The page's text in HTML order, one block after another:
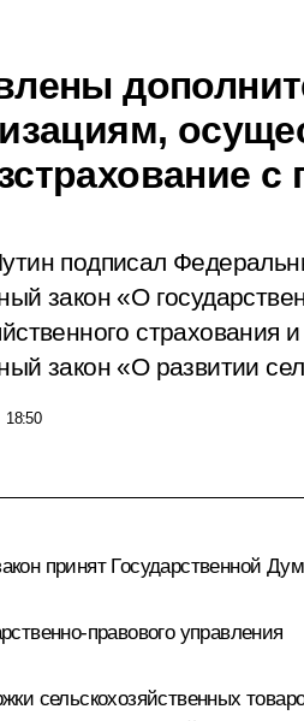
с
подписал
закон «О
страхования
закон «О развитии
18:50
принят Государственной
правового управления
сельскохозяйственных